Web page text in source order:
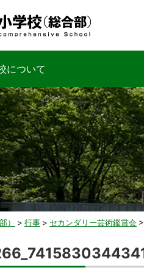
について
） > 行事 > セカンダリー芸術鑑賞会 >